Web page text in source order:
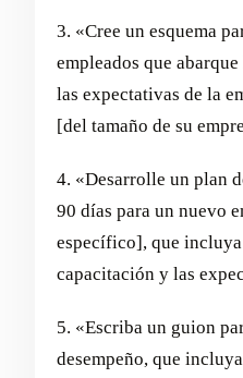
3. «Cree un esquema
empleados que
las expectativas de la
[del tamaño de su
4. «Desarrolle un plan
90 días para un nuevo
específico], que
capacitación y las
5. «Escriba un guion
desempeño, que